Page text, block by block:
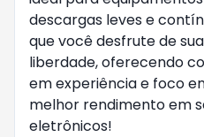
descargas leves e
que você desfrute de
liberdade, oferecendo
em experiência e foco
melhor rendimento em
eletrônicos!